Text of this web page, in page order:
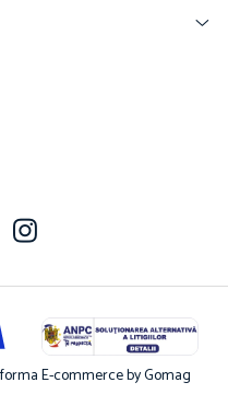
E-commerce by Gomag